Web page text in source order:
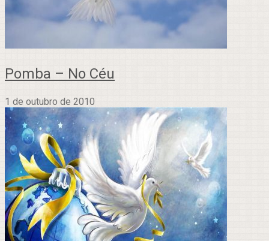
Pomba – No Céu
1 de outubro de 2010